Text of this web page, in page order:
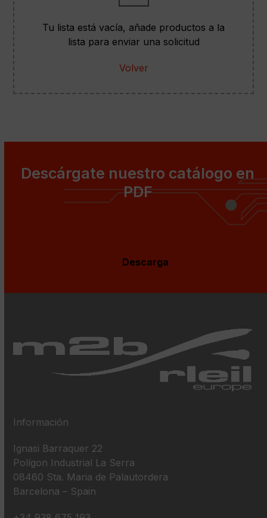
Tu lista está vacía, añade productos a la
lista para enviar una solicitud
Volver
Descárgate nuestro catálogo en
PDF
Descarga
Información
Ignasi Barraquer 22
Polígon Industrial La Serra
08460 Sta. Maria de Palautordera
Barcelona – Spain